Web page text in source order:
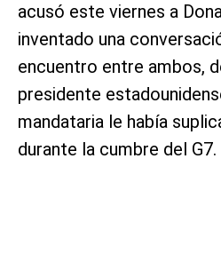
acusó este viernes a
inventado una
encuentro entre ambos,
presidente
mandataria le había
durante la cumbre del G7.